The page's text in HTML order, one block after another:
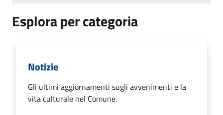
Esplora per categoria
Notizie
Gli ultimi aggiornamenti sugli avvenimenti e la
vita culturale nel Comune.